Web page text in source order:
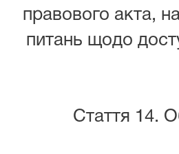
правового акта,
питань щодо
Стаття 14.